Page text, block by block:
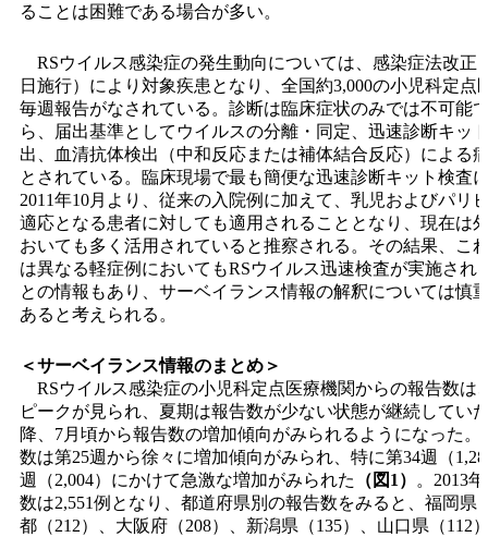
ることは困難である場合が多い。
RSウイルス感染症の発生動向については、感染症法改正
日施行）により対象疾患となり、全国約3,000の小児科定点
毎週報告がなされている。診断は臨床症状のみでは不可能
ら、届出基準としてウイルスの分離・同定、迅速診断キッ
出、血清抗体検出（中和反応または補体結合反応）による
とされている。臨床現場で最も簡便な迅速診断キット検査
2011年10月より、従来の入院例に加えて、乳児およびパリ
適応となる患者に対しても適用されることとなり、現在は
おいても多く活用されていると推察される。その結果、こ
は異なる軽症例においてもRSウイルス迅速検査が実施され
との情報もあり、サーベイランス情報の解釈については慎
あると考えられる。
＜サーベイランス情報のまとめ＞
RSウイルス感染症の小児科定点医療機関からの報告数は
ピークが見られ、夏期は報告数が少ない状態が継続してい
降、7月頃から報告数の増加傾向がみられるようになった。
数は第25週から徐々に増加傾向がみられ、特に第34週（
週（2,004）にかけて急激な増加がみられた
（図1）
。2013
数は2,551例となり、都道府県別の報告数をみると、福岡県
都（212）、大阪府（208）、新潟県（135）、山口県（112